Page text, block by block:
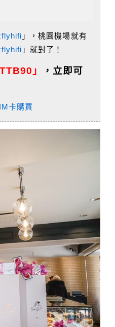
」，桃園機場就有
」就對了！
」 ， 立即可
卡購買